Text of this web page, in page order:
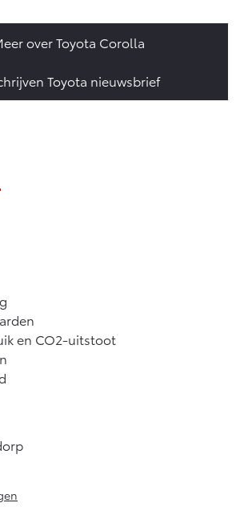
over Toyota Corolla
Toyota nieuwsbrief
en CO2-uitstoot